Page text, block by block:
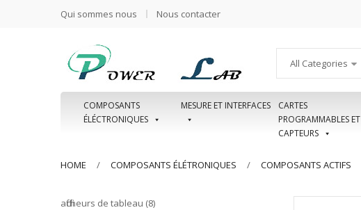
Qui sommes nous Nous contacter
All Categories
COMPOSANTS
ÉLÉCTRONIQUES
MESURE ET INTERFACES
CARTES
PROGRAMMABLES ET
CAPTEURS
HOME COMPOSANTS ÉLÉTRONIQUES COMPOSANTS ACTIFS
afficheurs de tableau 8